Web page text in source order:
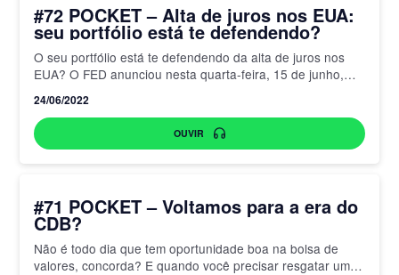
#72 POCKET – Alta de juros nos EUA:
seu portfólio está te defendendo?
O seu portfólio está te defendendo da alta de juros nos
EUA? O FED anunciou nesta quarta-feira, 15 de junho,
24/06/2022
OUVIR
#71 POCKET – Voltamos para a era do
CDB?
Não é todo dia que tem oportunidade boa na bolsa de
valores, concorda? E quando você precisar resgatar um